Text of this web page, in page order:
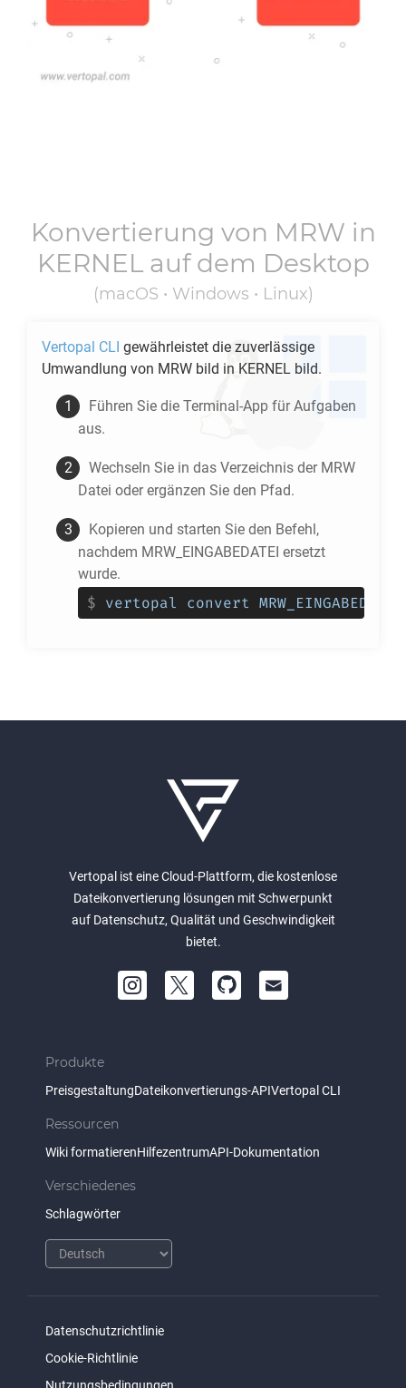
Konvertierung von MRW in
KERNELauf dem Desktop
(macOS • Windows • Linux)
Vertopal CLI gewährleistet die zuverlässige
Umwandlung von MRW bild in KERNEL bild.
Führen Sie die Terminal-App für Aufgaben
aus.
Wechseln Sie in das Verzeichnis der MRW
Datei oder ergänzen Sie den Pfad.
Kopieren und starten Sie den Befehl,
nachdem MRW_EINGABEDATEI ersetzt
wurde.
$ vertopal convert
Vertopal ist eine Cloud-Plattform, die kostenlose
Dateikonvertierung lösungen mit Schwerpunkt
auf Datenschutz, Qualität und Geschwindigkeit
bietet.
Produkte
PreisgestaltungDateikonvertierungs-APIVertopal CLI
Ressourcen
Wiki formatierenHilfezentrumAPI-Dokumentation
Verschiedenes
Schlagwörter
Datenschutzrichtlinie
Cookie-Richtlinie